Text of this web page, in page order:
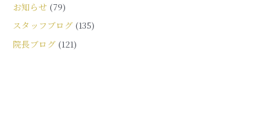
お知らせ (79)
スタッフブログ (135)
院長ブログ (121)